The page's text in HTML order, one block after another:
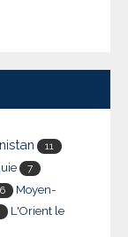
11
7
6
Moyen-
L'Orient le